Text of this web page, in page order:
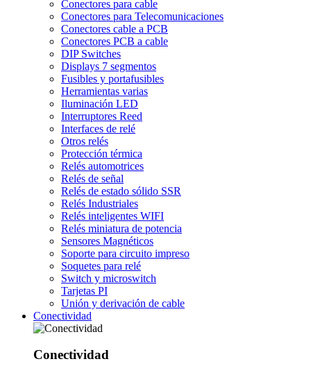
Conectores para cable
Conectores para Telecomunicaciones
Conectores cable a PCB
Conectores PCB a cable
DIP Switches
Displays 7 segmentos
Fusibles y portafusibles
Herramientas varias
Iluminación LED
Interruptores Reed
Interfaces de relé
Otros relés
Protección térmica
Relés automotrices
Relés de señal
Relés de estado sólido SSR
Relés Industriales
Relés inteligentes WIFI
Relés miniatura de potencia
Sensores Magnéticos
Soporte para circuito impreso
Soquetes para relé
Switch y microswitch
Tarjetas PI
Unión y derivación de cable
Conectividad
Conectividad